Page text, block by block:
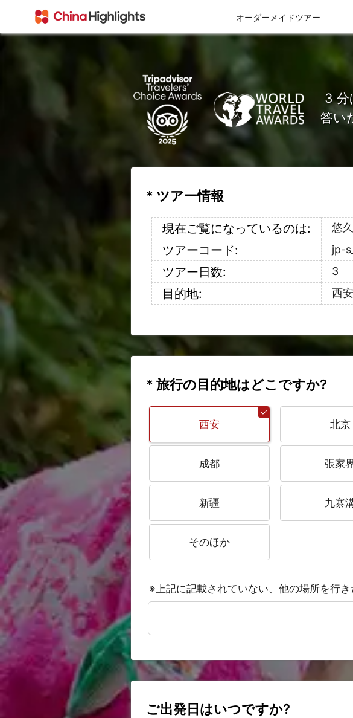
オーダーメイドツアー
会社情報
3 分
答い
* ツアー情報
現在ご覧になっているのは: 悠
ツアーコード: jp-
ツアー日数: 3
目的地: 西安
* 旅行の目的地はどこですか?
西安 北京
成都 張家
新疆 九寨
そのほか
※上記に記載されていない、他の場所を行き
ご出発日はいつですか?